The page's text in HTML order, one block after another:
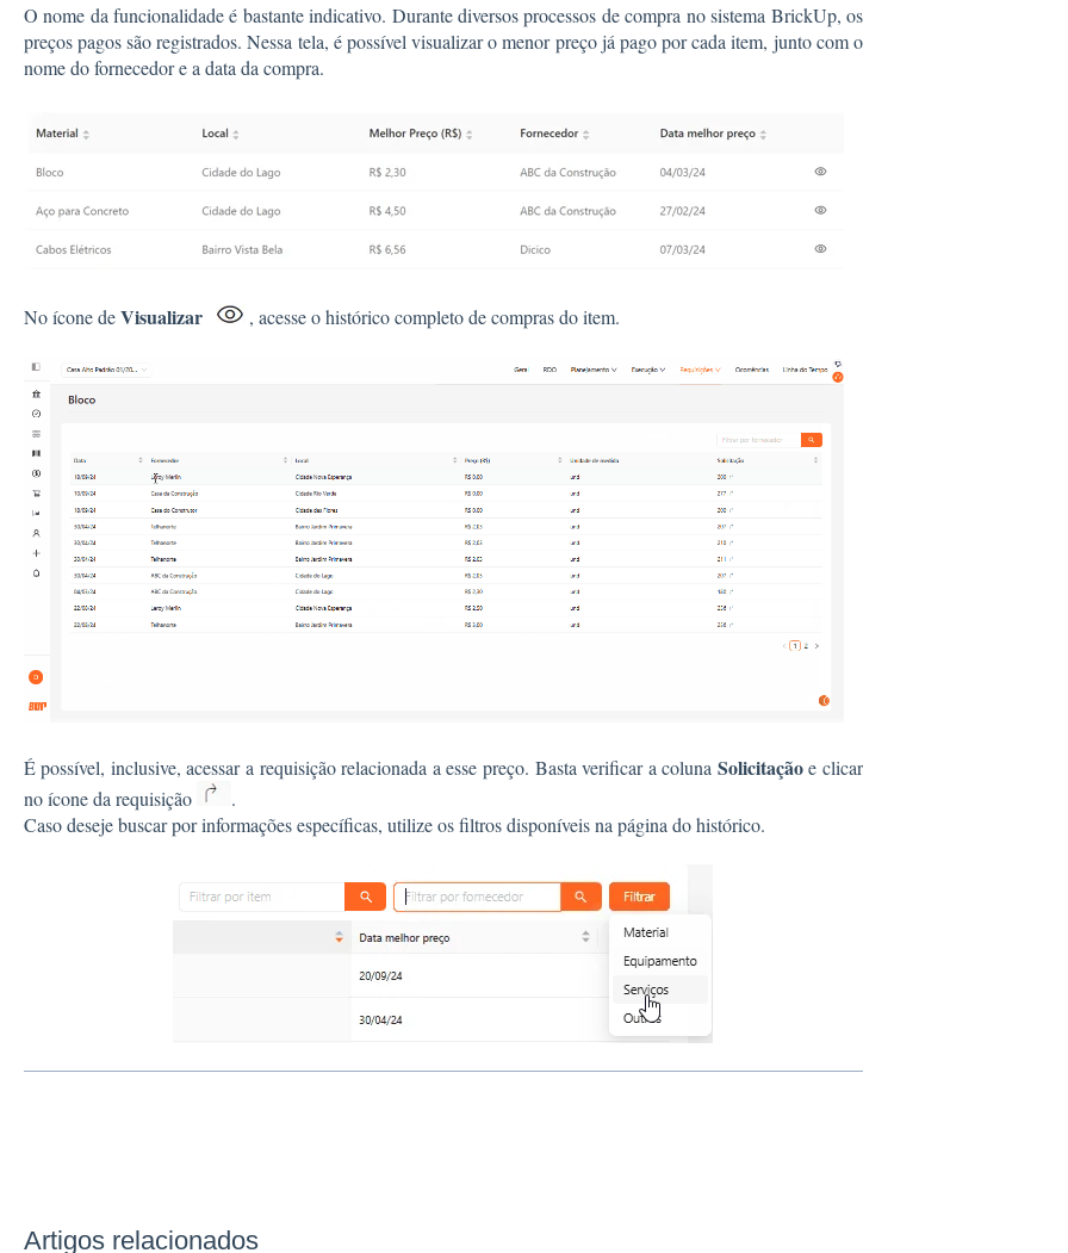
O nome da funcionalidade é bastante indicativo. Durante diversos processos de compra no sistema BrickUp, os
preços pagos são registrados. Nessa tela, é possível visualizar o menor preço já pago por cada item, junto com o
nome do fornecedor e a data da compra.
No ícone deVisualizar , acesse o histórico completo de compras do item.
É possível, inclusive, acessar a requisição relacionada a esse preço. Basta verificar a coluna Solicitaçãoe clicar
no ícone da requisição
.
Caso deseje buscar por informações específicas, utilize os filtros disponíveis na página do histórico.
Artigos relacionados